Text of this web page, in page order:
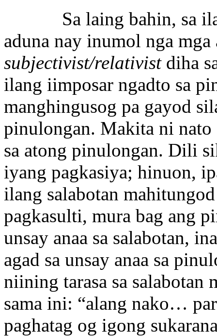
Sa laing bahin, sa
aduna nay inumol nga
subjectivist/relativistdiha
ilang iimposar ngadto sa
manghingusog pa gayod
pinulongan. Makita ni nato
sa atong pinulongan. Dili
iyang pagkasiya; hinuon,
ilang salabotan
pagkasulti, mura bag ang
unsay anaa sa salabotan,
agad sa unsay anaa sa
niining tarasa sa salabotan
sama ini: “alang nako…
paghatag og igong